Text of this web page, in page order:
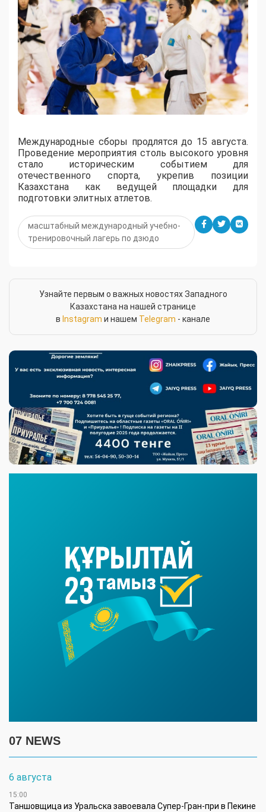
Международные сборы продлятся до 15 августа.
Проведение мероприятия столь высокого уровня
стало историческим событием для
отечественного спорта, укрепив позиции
Казахстана как ведущей площадки для
подготовки элитных атлетов.
масштабный международный учебно-
тренировочный лагерь по дзюдо
Узнайте первым о важных новостях Западного
Казахстана на нашей странице
в Instagram и нашем Telegram - канале
07 NEWS
6 августа
15:00
Таншовщица из Уральска завоевала Супер-Гран-при в Пекине